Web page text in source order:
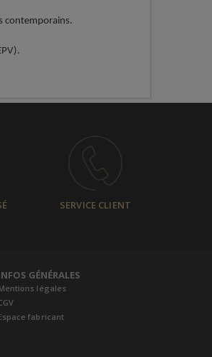
contemporains.
SERVICE CLIENT
GÉNÉRALES
légales
fabricant